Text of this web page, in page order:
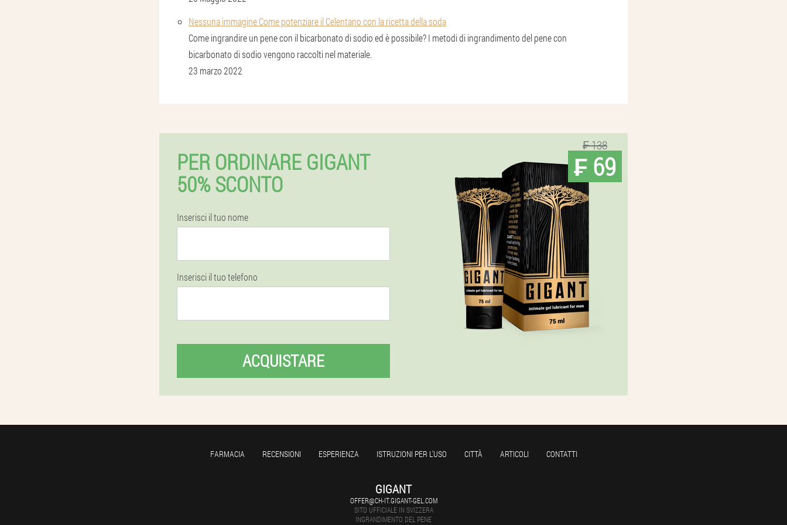
Nessuna immagine Come potenziare il Celentano con la ricetta della soda
Come ingrandire un pene con il bicarbonato di sodio ed è possibile? I metodi di ingrandimento del pene con
bicarbonato di sodio vengono raccolti nel materiale.
23 marzo 2022
PER ORDINARE GIGANT
50% SCONTO
Inserisci il tuo nome
Inserisci il tuo telefono
ACQUISTARE
₣ 138
₣ 69
FARMACIA RECENSIONI ESPERIENZA ISTRUZIONI PER L'USO CITTÀ ARTICOLI CONTATTI
GIGANT
OFFER@CH-IT.GIGANT-GEL.COM
SITO UFFICIALE IN SVIZZERA
INGRANDIMENTO DEL PENE